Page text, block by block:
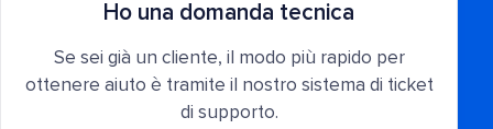
Ho una domanda tecnica
Se sei già un cliente, il modo più rapido per
ottenere aiuto è tramite il nostro sistema di ticket
di supporto.